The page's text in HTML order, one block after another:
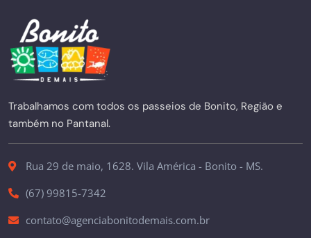
Trabalhamos com todos os passeios de Bonito, Região e
também no Pantanal.
Rua 29 de maio, 1628. Vila América - Bonito - MS.
(67) 99815-7342
contato@agenciabonitodemais.com.br